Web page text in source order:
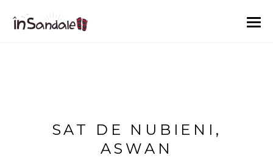
SAT DE NUBIENI,
ASWAN